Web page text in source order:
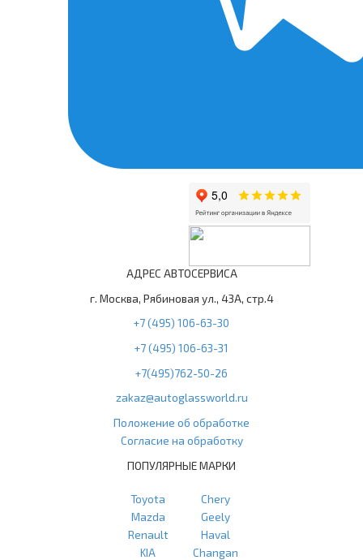
АДРЕС АВТОСЕРВИСА
г. Москва, Рябиновая ул., 43А, стр.4
+7 (495) 106-63-30
+7 (495) 106-63-31
+7(495)762-50-26
zakaz@autoglassworld.ru
Положение об обработке
Согласие на обработку
ПОПУЛЯРНЫЕ МАРКИ
Toyota
Mazda
Renault
KIA
Chery
Geely
Haval
Changan